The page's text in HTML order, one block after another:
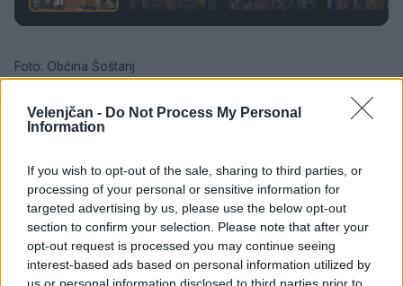
Velenjčan - Do Not Process My Personal
Information
If you wish to opt-out of the sale, sharing to third parties, or
processing of your personal or sensitive information for
targeted advertising by us, please use the below opt-out
section to confirm your selection. Please note that after your
opt-out request is processed you may continue seeing
interest-based ads based on personal information utilized by
Foto: Občina Šoštanj
Vir: Občina Šoštanj
KATEGORIJE Družba